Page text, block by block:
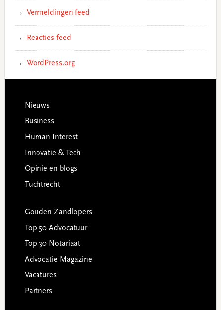
Vermeldingen feed
Reacties feed
WordPress.org
Footer
Nieuws
Business
Human Interest
Innovatie & Tech
Opinie en blogs
Tuchtrecht
Gouden Zandlopers
Top 50 Advocatuur
Top 30 Notariaat
Advocatie Magazine
Vacatures
Partners